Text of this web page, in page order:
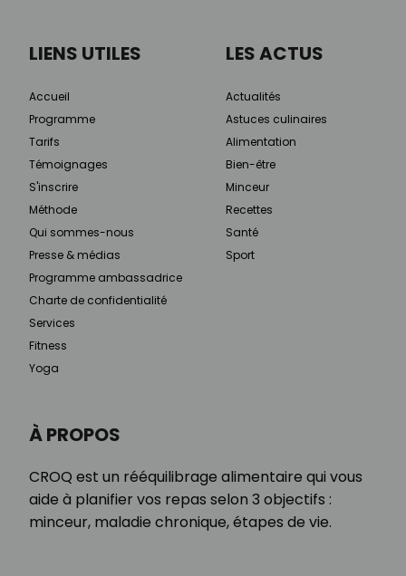
À PROPOS
CROQ est un rééquilibrage alimentaire qui vous
aide à planifier vos repas selon 3 objectifs :
minceur, maladie chronique, étapes de vie.
LIENS UTILES
Accueil
Programme
Tarifs
Témoignages
S'inscrire
Méthode
Qui sommes-nous
Presse & médias
Programme ambassadrice
Charte de confidentialité
Services
Fitness
Yoga
LES ACTUS
Actualités
Astuces culinaires
Alimentation
Bien-être
Minceur
Recettes
Santé
Sport